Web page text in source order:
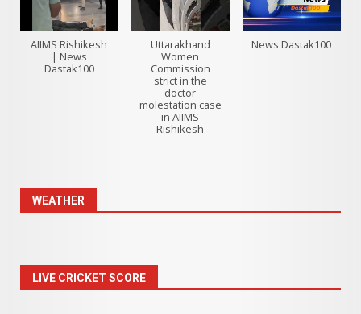
AIIMS Rishikesh
| News
Dastak100
Uttarakhand
Women
Commission
strict in the
doctor
molestation case
in AIIMS
Rishikesh
News Dastak100
WEATHER
LIVE CRICKET SCORE